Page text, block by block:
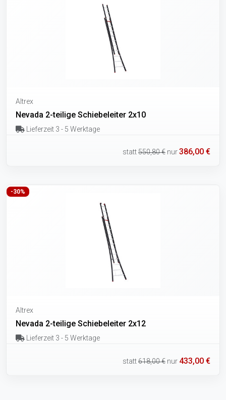
Altrex
Nevada 2-teilige Schiebeleiter 2x10
Lieferzeit 3 - 5 Werktage
statt550,80 € nur386,00 €
-30%
Altrex
Nevada 2-teilige Schiebeleiter 2x12
Lieferzeit 3 - 5 Werktage
statt618,00 € nur 433,00 €